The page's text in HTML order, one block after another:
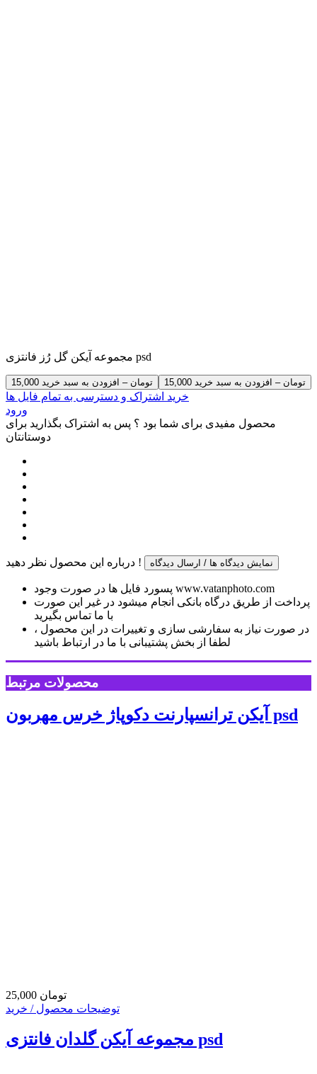
مجموعه آیکن گل رُز فانتزی psd
15,000 تومان – افزودن به سبد خرید
خرید اشتراک و دسترسی به تمام فایل ها
ورود
محصول مفیدی برای شما بود ؟ پس به اشتراک بگذارید برای
دوستانتان
درباره این محصول نظر دهید ! نمایش دیدگاه ها / ارسال دیدگاه
پسورد فایل ها در صورت وجود www.vatanphoto.com
پرداخت از طریق درگاه بانکی انجام میشود در غیر این صورت
با ما تماس بگیرید
در صورت نیاز به سفارشی سازی و تغییرات در این محصول ،
لطفا از بخش پشتیبانی با ما در ارتباط باشید
محصولات مرتبط
آیکن ترانسپارنت دکوپاژ خرس مهربون psd
25,000 تومان
توضیحات محصول / خرید
مجموعه آیکن گلدان فانتزی psd